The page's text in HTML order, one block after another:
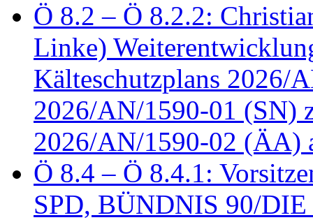
Ö 8.2 – Ö 8.2.2:
Linke)
Kälteschutzplans 2026/
2026/AN/1590-01 (SN)
2026/AN/1590-02 (ÄA)
Ö 8.4 – Ö 8.4.1:
SPD, BÜNDNIS 90/